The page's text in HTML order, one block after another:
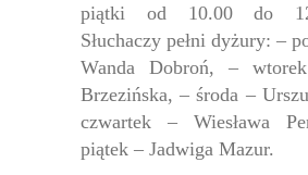
piątki od 10.00 do
Słuchaczy pełni dyżury: –
Wanda Dobroń, –
Brzezińska, – środa –
czwartek – Wiesława
piątek – Jadwiga Mazur.